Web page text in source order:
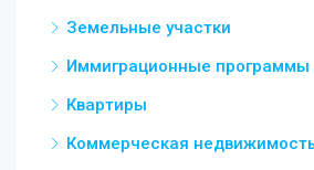
Земельные участки
Иммиграционные программы
Квартиры
Коммерческая